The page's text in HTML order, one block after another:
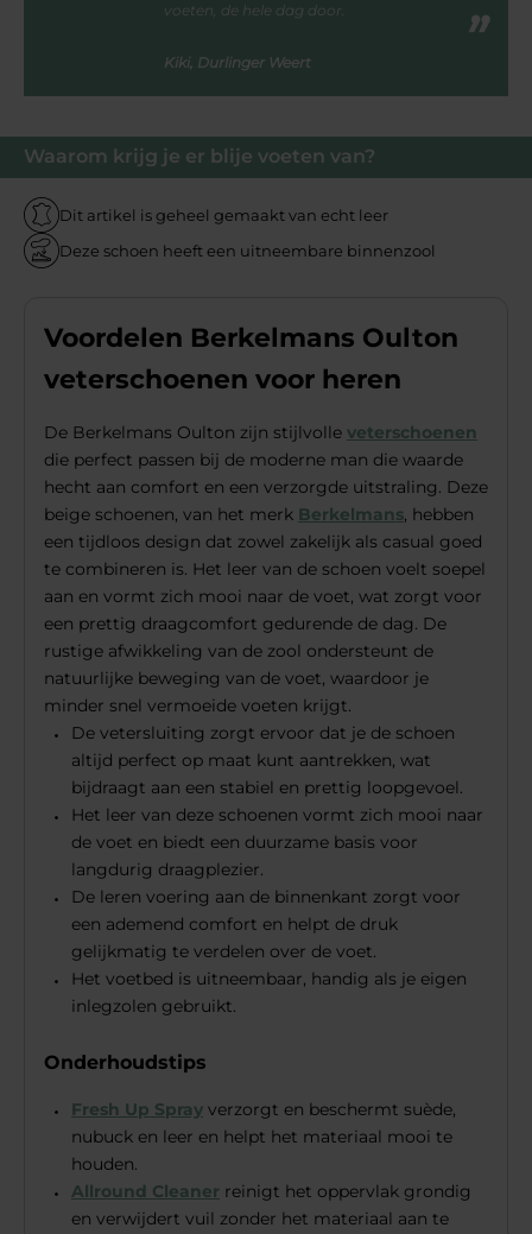
Waarom krijg je er blije voeten van?
Dit artikel is geheel gemaakt van echt leer
Deze schoen heeft een uitneembare binnenzool
Voordelen Berkelmans Oulton
veterschoenen voor heren
De Berkelmans Oulton zijn stijlvolle veterschoenen
die perfect passen bij de moderne man die waarde
hecht aan comfort en een verzorgde uitstraling. Deze
beige schoenen, van het merk Berkelmans, hebben
een tijdloos design dat zowel zakelijk als casual goed
te combineren is. Het leer van de schoen voelt soepel
aan en vormt zich mooi naar de voet, wat zorgt voor
een prettig draagcomfort gedurende de dag. De
rustige afwikkeling van de zool ondersteunt de
natuurlijke beweging van de voet, waardoor je
minder snel vermoeide voeten krijgt.
De vetersluiting zorgt ervoor dat je de schoen
altijd perfect op maat kunt aantrekken, wat
bijdraagt aan een stabiel en prettig loopgevoel.
Het leer van deze schoenen vormt zich mooi naar
de voet en biedt een duurzame basis voor
langdurig draagplezier.
De leren voering aan de binnenkant zorgt voor
een ademend comfort en helpt de druk
gelijkmatig te verdelen over de voet.
Het voetbed is uitneembaar, handig als je eigen
inlegzolen gebruikt.
Onderhoudstips
Fresh Up Spray verzorgt en beschermt suède,
nubuck en leer en helpt het materiaal mooi te
houden.
Allround Cleaner reinigt het oppervlak grondig
en verwijdert vuil zonder het materiaal aan te
voeten, de hele dag door.
Kiki, Durlinger Weert